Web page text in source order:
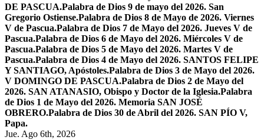
DE PASCUA.Palabra de Dios 9 de mayo del 2026. San
Gregorio Ostiense.Palabra de Dios 8 de Mayo de 2026. Viernes
V de Pascua.Palabra de Dios 7 de Mayo del 2026. Jueves V de
Pascua.Palabra de Dios 6 de Mayo del 2026. Miércoles V de
Pascua.Palabra de Dios 5 de Mayo del 2026. Martes V de
Pascua.Palabra de Dios 4 de Mayo del 2026. SANTOS FELIPE
Y SANTIAGO, Apóstoles.Palabra de Dios 3 de Mayo del 2026.
V DOMINGO DE PASCUA.Palabra de Dios 2 de Mayo del
2026. SAN ATANASIO, Obispo y Doctor de la Iglesia.Palabra
de Dios 1 de Mayo del 2026. Memoria SAN JOSÉ
OBRERO.Palabra de Dios 30 de Abril del 2026. SAN PÍO V,
Papa.
Jue. Ago 6th, 2026